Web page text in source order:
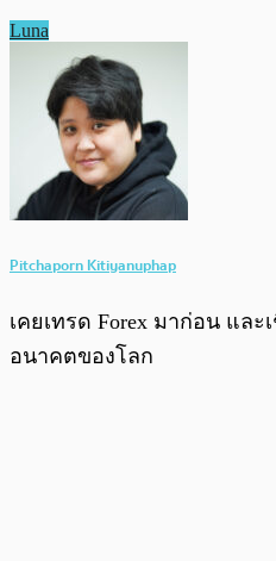
Luna
Pitchaporn Kitiyanuphap
เคยเทรด Forex มาก่อน แล
อนาคตของโลก